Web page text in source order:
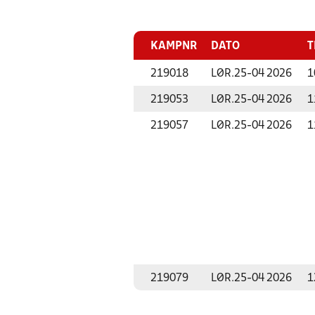
KAMPNR DATO
219018 LØR.25-04 2026
219053 LØR.25-04 2026
219057 LØR.25-04 2026
219079 LØR.25-04 2026